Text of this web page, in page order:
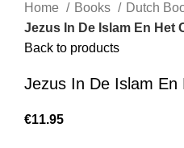
Home Books
Dutch
Jezus In De Islam En Het
Back to products
Jezus In De Islam En
€11.95